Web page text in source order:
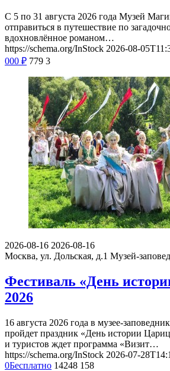
С 5 по 31 августа 2026 года Музей
отправиться в путешествие по
вдохновлённое романом…
https://schema.org/InStock 2026-08-
000 ₽ 779 3
2026-08-16 2026-08-16
Москва, ул. Дольская, д.1 Музей-
Фестиваль «День
2026
16 августа 2026 года в музее-
пройдет праздник «День истории
и туристов ждет программа «Визит…
https://schema.org/InStock 2026-07-
0Бесплатно 14248 158